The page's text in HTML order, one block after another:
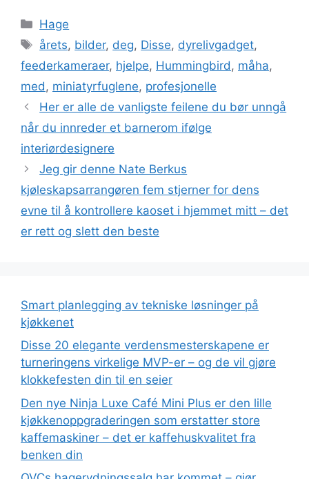
Kategorier
Hage
Stikkord
årets, bilder, deg, Disse, dyrelivgadget,
feederkameraer, hjelpe, Hummingbird , måha,
med , miniatyrfuglene, profesjonelle
Her er alle de vanligste feilene du bør unngå
når du innreder et barnerom ifølge
interiørdesignere
Jeg gir denne Nate Berkus
kjøleskapsarrangøren fem stjerner for dens
evne til å kontrollere kaoset i hjemmet mitt – det
er rett og slett den beste
Smart planlegging av tekniske løsninger på
kjøkkenet
Disse 20 elegante verdensmesterskapene er
turneringens virkelige MVP-er – og de vil gjøre
klokkefesten din til en seier
Den nye Ninja Luxe Café Mini Plus er den lille
kjøkkenoppgraderingen som erstatter store
kaffemaskiner – det er kaffehuskvalitet fra
benken din